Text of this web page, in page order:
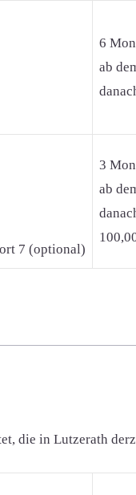
6
ab
7 (optional)
3
ab
die in Lutzerath